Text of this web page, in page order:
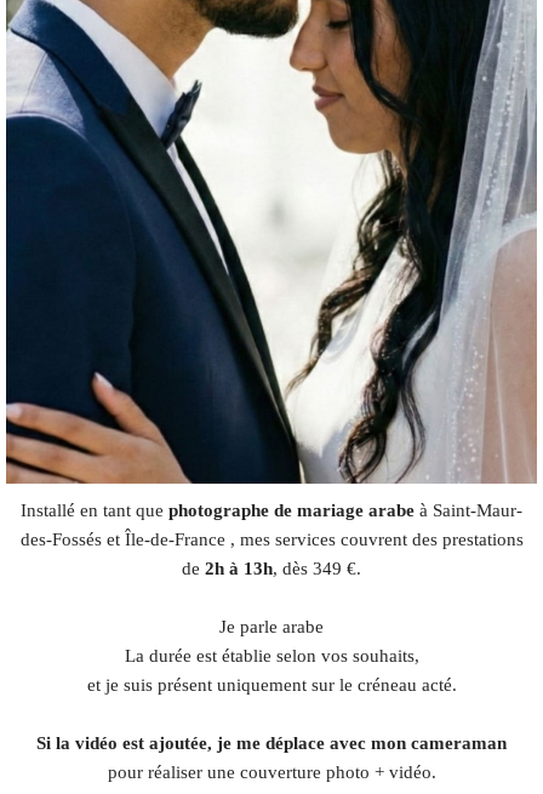
Installé en tant que photographe de mariage arabe à Saint-Maur-
des-Fossés et Île-de-France , mes services couvrent des prestations
de 2h à 13h, dès 349 €.
Je parle arabe
La durée est établie selon vos souhaits,
et je suis présent uniquement sur le créneau acté.
Si la vidéo est ajoutée, je me déplace avec mon cameraman
pour réaliser une couverture photo + vidéo.